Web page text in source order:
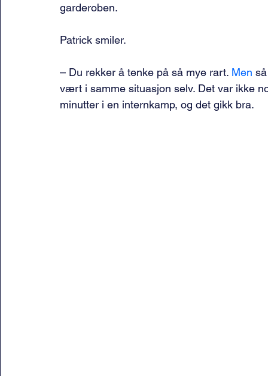
garderoben.
Patrick smiler.
– Du rekker å tenke på så mye rart. Men
vært i samme situasjon selv. Det var ikke
minutter i en internkamp, og det gikk bra.